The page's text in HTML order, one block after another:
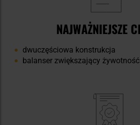
NAJWAŻNIEJSZE
dwuczęściowa konstrukcja
balanser zwiększający żywotność